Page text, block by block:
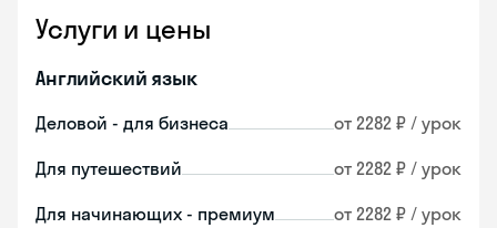
Услуги и цены
Английский язык
Деловой - для бизнеса от 2282 ₽ / урок
Для путешествий от 2282 ₽ / урок
Для начинающих - премиум от 2282 ₽ / урок